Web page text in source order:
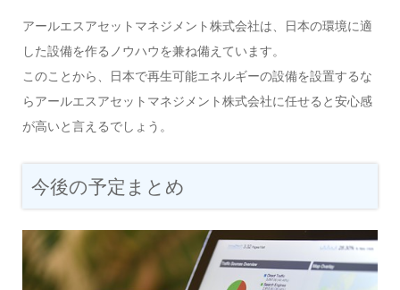
アールエスアセットマネジメント株式会社は、日本の環境に適
した設備を作るノウハウを兼ね備えています。
このことから、日本で再生可能エネルギーの設備を設置するな
らアールエスアセットマネジメント株式会社に任せると安心感
が高いと言えるでしょう。
今後の予定まとめ